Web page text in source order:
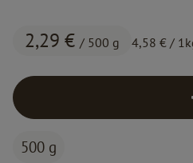
2,29 € / 500 g 4,58 € /
500 g